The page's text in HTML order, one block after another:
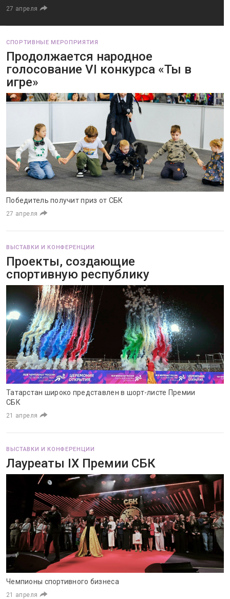
27 апреля
СПОРТИВНЫЕ МЕРОПРИЯТИЯ
Продолжается народное
голосование VI конкурса «Ты в
игре»
Победитель получит приз от СБК
27 апреля
ВЫСТАВКИ И КОНФЕРЕНЦИИ
Проекты, создающие
спортивную республику
Татарстан широко представлен в шорт-листе Премии
СБК
21 апреля
ВЫСТАВКИ И КОНФЕРЕНЦИИ
Лауреаты IX Премии СБК
Чемпионы спортивного бизнеса
21 апреля